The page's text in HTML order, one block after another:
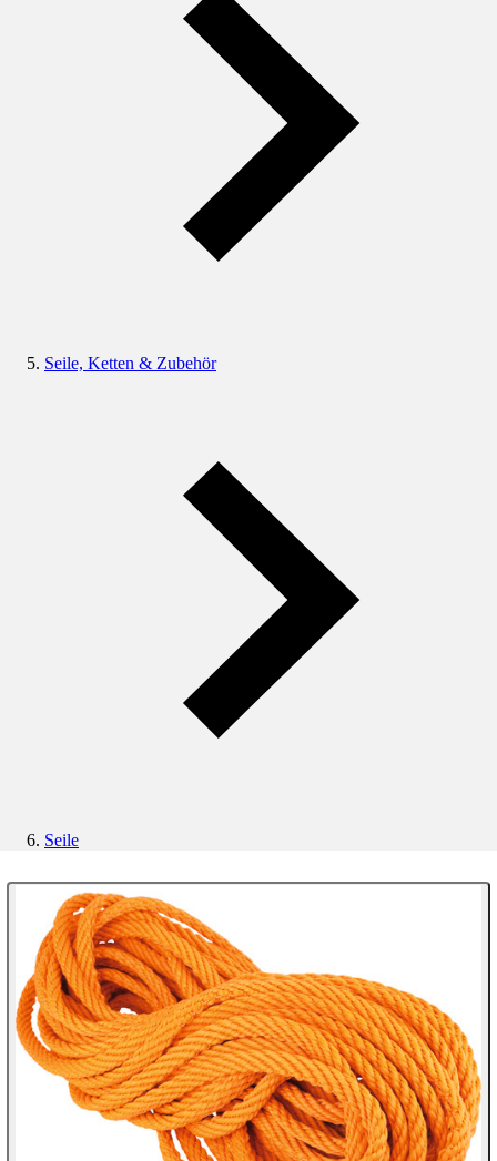
Seile, Ketten & Zubehör
Seile